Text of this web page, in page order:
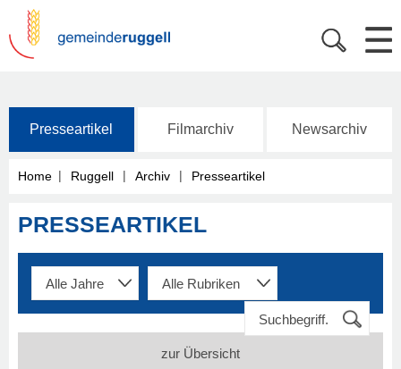
Presseartikel Filmarchiv Newsarchiv
Home | Ruggell | Archiv | Presseartikel
PRESSEARTIKEL
zur Übersicht